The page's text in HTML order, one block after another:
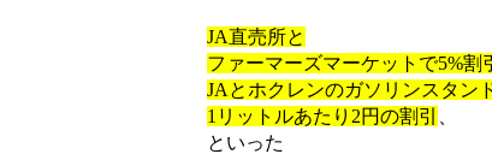
JA直売所と
ファーマーズマーケットで5%割引
JAとホクレンのガソリンスタン
1リットルあたり2円の割引
といった